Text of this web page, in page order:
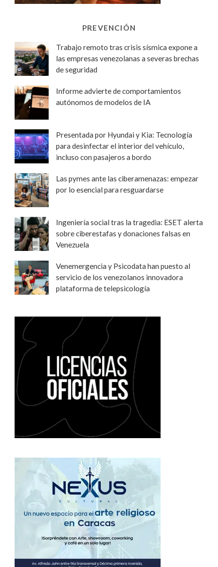
PREVENCIÓN
Trabajo remoto tras crisis sísmica expone a
las empresas venezolanas a severas brechas
de seguridad
Informe advierte de comportamientos
autónomos de modelos de IA
Presentada por Hyundai y Kia: Tecnología
para desinfectar el interior del vehículo,
incluso con pasajeros a bordo
Las pymes ante las ciberamenazas: empezar
por lo esencial para resguardarse
Ingeniería social tras la tragedia: ESET alerta
sobre ciberestafas y donaciones falsas en
Venezuela
Venemergencia y Psicodata han puesto al
servicio de los venezolanos innovadora
plataforma de telepsicología